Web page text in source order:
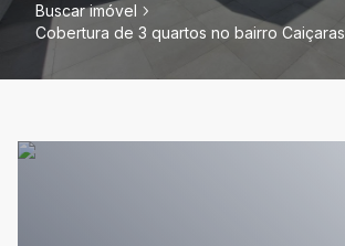
Buscar imóvel
Cobertura de 3 quartos no bairro Caiçaras